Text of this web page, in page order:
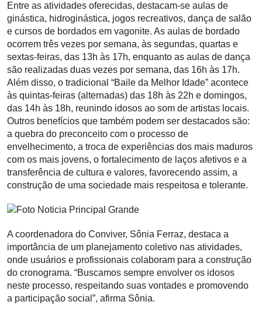
Entre as atividades oferecidas, destacam-se aulas de
ginástica, hidroginástica, jogos recreativos, dança de salão
e cursos de bordados em vagonite. As aulas de bordado
ocorrem três vezes por semana, às segundas, quartas e
sextas-feiras, das 13h às 17h, enquanto as aulas de dança
são realizadas duas vezes por semana, das 16h às 17h.
Além disso, o tradicional “Baile da Melhor Idade” acontece
às quintas-feiras (alternadas) das 18h às 22h e domingos,
das 14h às 18h, reunindo idosos ao som de artistas locais.
Outros benefícios que também podem ser destacados são:
a quebra do preconceito com o processo de
envelhecimento, a troca de experiências dos mais maduros
com os mais jovens, o fortalecimento de laços afetivos e a
transferência de cultura e valores, favorecendo assim, a
construção de uma sociedade mais respeitosa e tolerante.
A coordenadora do Conviver, Sônia Ferraz, destaca a
importância de um planejamento coletivo nas atividades,
onde usuários e profissionais colaboram para a construção
do cronograma. “Buscamos sempre envolver os idosos
neste processo, respeitando suas vontades e promovendo
a participação social”, afirma Sônia.